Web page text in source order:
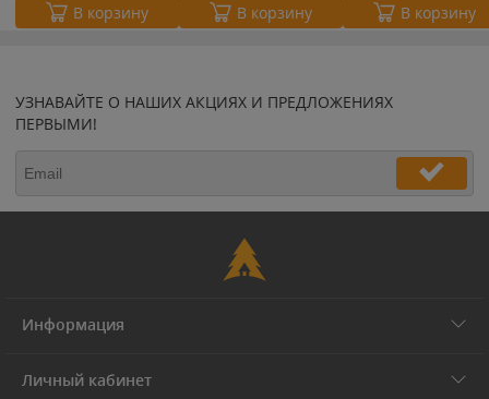
В корзину В корзину В корзину
УЗНАВАЙТЕ О НАШИХ АКЦИЯХ И ПРЕДЛОЖЕНИЯХ
ПЕРВЫМИ!
Информация
Личный кабинет